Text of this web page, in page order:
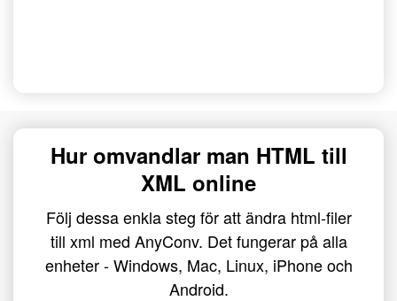
Hur omvandlar man HTML till
XML online
Följ dessa enkla steg för att ändra html-filer
till xml med AnyConv. Det fungerar på alla
enheter - Windows, Mac, Linux, iPhone och
Android.